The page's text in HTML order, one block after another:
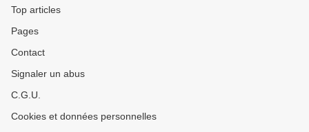
Top articles
Pages
Contact
Signaler un abus
C.G.U.
Cookies et données personnelles